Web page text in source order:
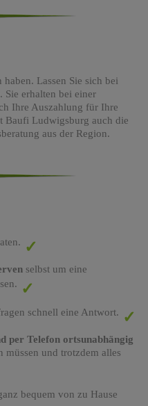
Lassen Sie sich bei
Sie erhalten bei einer
Ihre Auszahlung für Ihre
Baufi Ludwigsburg auch die
aus der Region.
selbst um eine
schnell eine Antwort.
per Telefon ortsunabhängig
und trotzdem alles
bequem von zu Hause